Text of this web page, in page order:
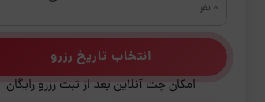
0 نفر
انتخاب تاریخ رزرو
امکان چت آنلاین بعد از ثبت رزرو رایگان